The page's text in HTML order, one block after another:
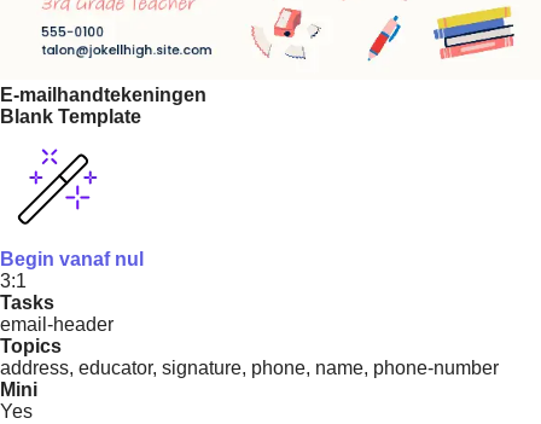
E-mailhandtekeningen
Blank Template
Begin vanaf nul
3:1
Tasks
email-header
Topics
address, educator, signature, phone, name, phone-number
Mini
Yes